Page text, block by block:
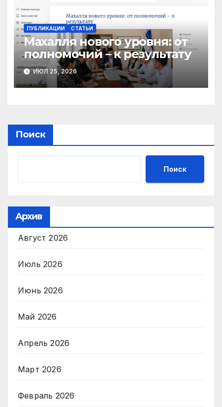
ПУБЛИКАЦИИ СТАТЬИ
Махалля нового уровня: от
полномочий – к результату
ИЮЛ 25, 2026
Поиск
Поиск
Архив
Август 2026
Июль 2026
Июнь 2026
Май 2026
Апрель 2026
Март 2026
Февраль 2026